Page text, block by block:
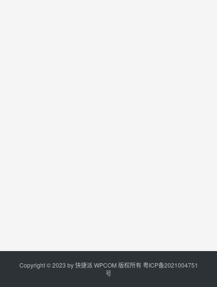
Copyright © 2023 by快捷派WPCOM 版权所有粤ICP备2021004751
号